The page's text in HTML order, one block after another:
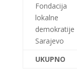
Fondacija
lokalne
demokratije
Sarajevo
UKUPNO